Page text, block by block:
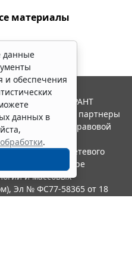
материалы
данные
и обеспечения
данных в
.
Система ГАРАНТ
"Гарант" и ее партнеры
ассоциации правовой
в качестве сетевого
по надзору в сфере
и массовых
Эл № ФС77-58365 от 18